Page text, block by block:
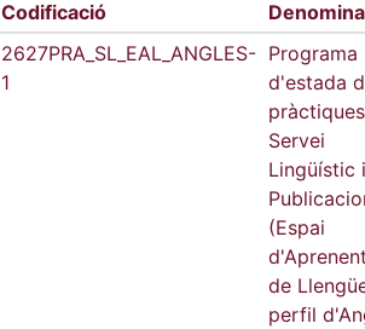
Codificació
2627PRA_SL_EAL_ANGLES-
1
Programa
d'estada
Servei
Lingüístic
(Espai
de
perfil